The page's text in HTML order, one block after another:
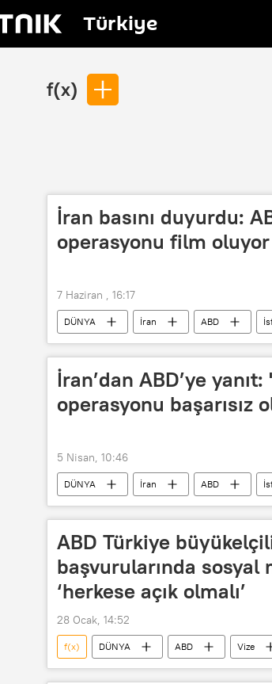
Türkiye
f(x)
İran basını duyurdu:
operasyonu film oluyor
7 Haziran , 16:17
DÜNYA İran ABD
Film
İran’dan ABD’ye
operasyonu başarısız
5 Nisan, 10:46
DÜNYA İran ABD
Black Hawk
ABD Türkiye
başvurularında sosyal
‘herkese açık olmalı’
28 Ocak, 14:52
f(x) DÜNYA ABD Vize
Gizlilik
Haberler ABD